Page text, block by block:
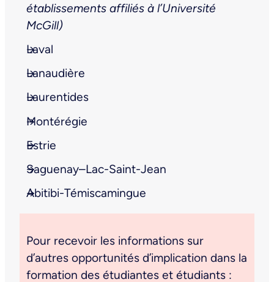
établissements affiliés à l’Université
McGill)
Laval
Lanaudière
Laurentides
Montérégie
Estrie
Saguenay–Lac-Saint-Jean
Abitibi-Témiscamingue
Pour recevoir les informations sur
d’autres opportunités d’implication dans la
formation des étudiantes et étudiants :